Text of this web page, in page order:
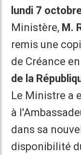
lundi 7
Ministère, M.
remis une
de Créance
de la
Le Ministre a
à
dans sa
disponibilité